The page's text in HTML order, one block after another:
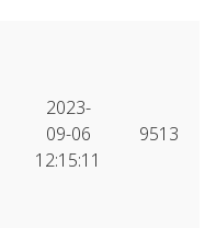
2023-
09-06
12:15:11
9513